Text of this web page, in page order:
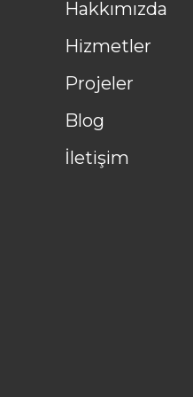
Hakkımızda
Hizmetler
Projeler
Blog
İletişim